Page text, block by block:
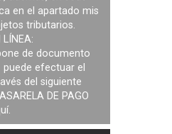
en el apartado mis
tributarios.
LÍNEA:
de documento
efectuar el
del siguiente
DE PAGO
.